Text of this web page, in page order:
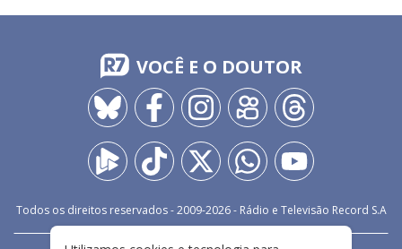
VOCÊ E O DOUTOR
Todos os direitos reservados - 2009-2026- Rádio e Televisão Record S.A